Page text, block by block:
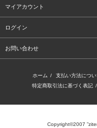
マイアカウント
ログイン
お問い合わせ
ホーム / 支払い方法につい
特定商取引法に基づく表記 /
Copyright©2007